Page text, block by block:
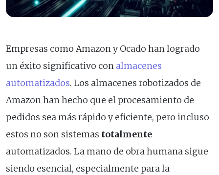
Empresas como Amazon y Ocado han logrado
un éxito significativo con almacenes
automatizados. Los almacenes robotizados de
Amazon han hecho que el procesamiento de
pedidos sea más rápido y eficiente, pero incluso
estos no son sistemas totalmente
automatizados. La mano de obra humana sigue
siendo esencial, especialmente para la